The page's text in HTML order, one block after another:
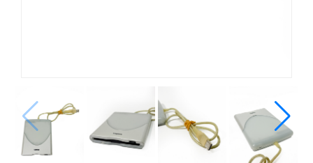
カメラ関連
ゲーム類
スピーカー類